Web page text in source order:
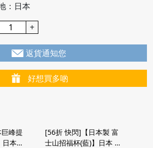
：日本
+
返貨通知您
好想買多啲
峰提
日本
[56折 快閃]【日本製 富
士山招福杯(藍)】日本 東